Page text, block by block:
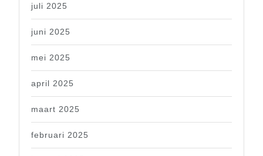
juli 2025
juni 2025
mei 2025
april 2025
maart 2025
februari 2025